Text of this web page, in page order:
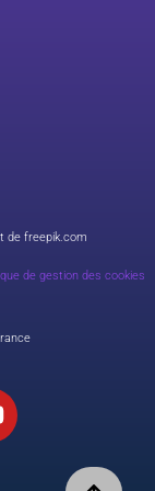
de freepik.com
de gestion des cookies